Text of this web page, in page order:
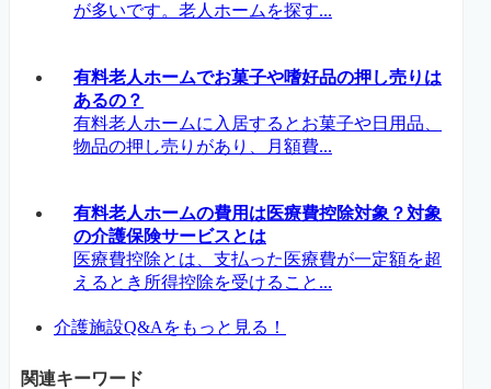
が多いです。老人ホームを探す...
有料老人ホームでお菓子や嗜好品の押し売りは
あるの？
有料老人ホームに入居するとお菓子や日用品、
物品の押し売りがあり、月額費...
有料老人ホームの費用は医療費控除対象？対象
の介護保険サービスとは
医療費控除とは、支払った医療費が一定額を超
えるとき所得控除を受けること...
介護施設Q&Aをもっと見る！
関連キーワード